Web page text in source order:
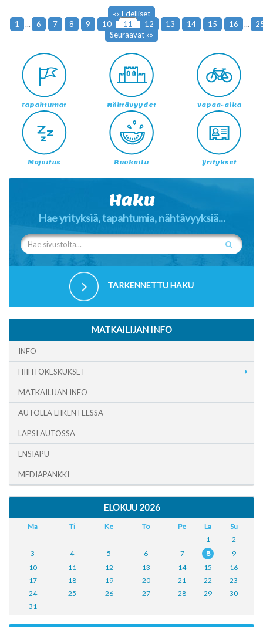
«« Edelliset
1
... 6 7 8 9 10 11 12 13 14 15 16 ...
Seuraavat »»
Tapahtumat Nähtävyydet Vapaa-aika
Majoitus Ruokailu Yritykset
Haku
Hae yrityksiä, tapahtumia, nähtävyyksiä...
TARKENNETTU HAKU
MATKAILIJAN INFO
INFO
HIIHTOKESKUKSET
MATKAILIJAN INFO
AUTOLLA LIIKENTEESSÄ
LAPSI AUTOSSA
ENSIAPU
MEDIAPANKKI
ELOKUU 2026
Ma Ti Ke To Pe La
Su
1
2
3
4 5 6 7 8
9
10
11 12 13 14 15
16
17
18 19 20 21 22
23
24
25 26 27 28 29
30
31